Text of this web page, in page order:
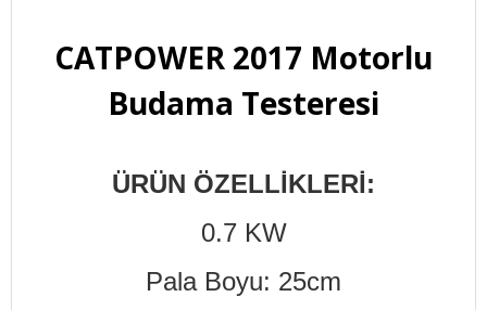
CATPOWER 2017 Motorlu
Budama Testeresi
ÜRÜN ÖZELLİKLERİ:
0.7 KW
Pala Boyu: 25cm